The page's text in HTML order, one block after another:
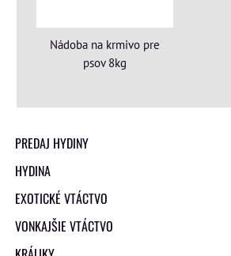
Nádoba na krmivo pre
psov 8kg
PREDAJ HYDINY
HYDINA
EXOTICKÉ VTÁCTVO
VONKAJŠIE VTÁCTVO